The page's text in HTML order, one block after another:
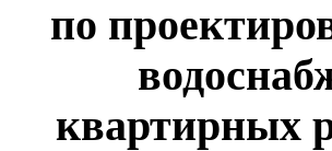
по
квартирных